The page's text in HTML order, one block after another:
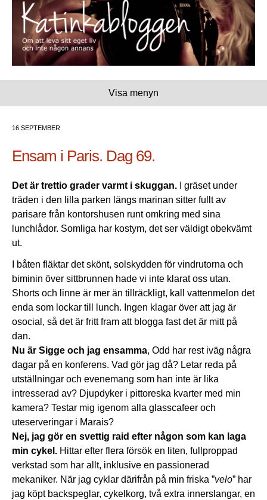
Visa menyn
16 SEPTEMBER
Ensam i Paris. Dag 69.
Det är trettio grader varmt i skuggan. I gräset under
träden i den lilla parken längs marinan sitter fullt av
parisare från kontorshusen runt omkring med sina
lunchlådor. Somliga har kostym, det ser väldigt obekvämt
ut.
I båten fläktar det skönt, solskydden för vindrutorna och
biminin över sittbrunnen hade vi inte klarat oss utan.
Shorts och linne är mer än tillräckligt, kall vattenmelon det
enda som lockar till lunch. Ingen klagar över att jag är
osocial, så det är fritt fram att blogga fast det är mitt på
dan.
Nu är Sigge och jag ensamma, Odd har rest iväg några
dagar på en konferens. Vad gör jag då? Letar reda på
utställningar och evenemang som han inte är lika
intresserad av? Djupdyker i pittoreska kvarter med min
kamera? Testar mig igenom alla glasscafeer och
uteserveringar i Marais?
Nej, jag gör en svettig raid efter någon som kan laga
min cykel. Hittar efter flera försök en liten, fullproppad
verkstad som har allt, inklusive en passionerad
mekaniker. När jag cyklar därifrån på min friska ”velo” har
jag köpt backspeglar, cykelkorg, två extra innerslangar, en